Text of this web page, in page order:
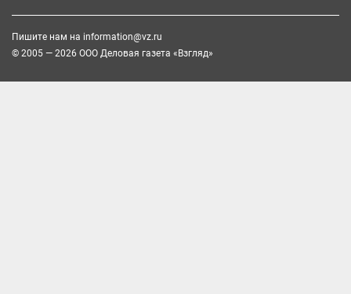
Пишите нам на information@vz.ru
© 2005 — 2026 ООО Деловая газета «Взгляд»